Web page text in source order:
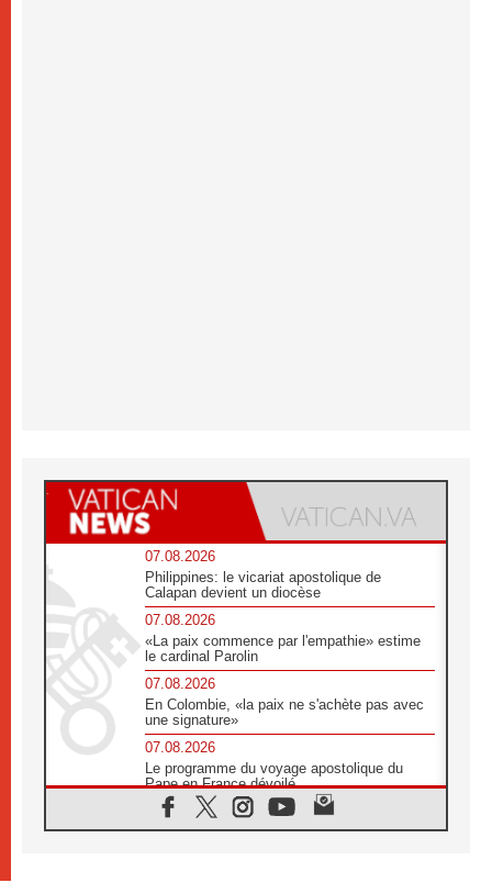
07.08.2026
Philippines: le vicariat apostolique de
Calapan devient un diocèse
07.08.2026
«La paix commence par l'empathie» estime
le cardinal Parolin
07.08.2026
En Colombie, «la paix ne s'achète pas avec
une signature»
07.08.2026
Le programme du voyage apostolique du
Pape en France dévoilé
07.08.2026
1ère Conférence continentale sur l'éducation